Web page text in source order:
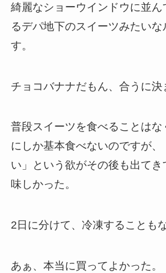
綺麗なショーウインドウに並ん
るデパ地下のスイーツみたい
す。
チョコバナナだもん、合うに決
普段スイーツを食べることは
にしか基本食べないのですが、
い」という欲がその後も出て
味しかった。
2日に分けて、冷凍することも
あぁ、本当に買ってよかった。